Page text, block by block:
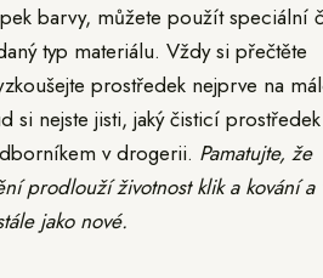
barvy, můžete použít speciální
typ materiálu. Vždy si přečtěte
prostředek nejprve na
si nejste jisti, jaký čisticí prostředek
v drogerii. Pamatujte, že
prodlouží životnost klik a kování a
jako nové.